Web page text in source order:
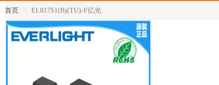
首页 EL817S1(B)(TU)-F亿光